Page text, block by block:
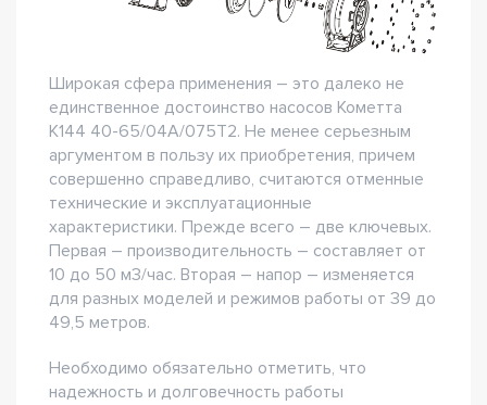
Широкая сфера применения – это далеко не
единственное достоинство насосов Кометта
К144 40-65/04А/075Т2. Не менее серьезным
аргументом в пользу их приобретения, причем
совершенно справедливо, считаются отменные
технические и эксплуатационные
характеристики. Прежде всего – две ключевых.
Первая – производительность – составляет от
10 до 50 м3/час. Вторая – напор – изменяется
для разных моделей и режимов работы от 39 до
49,5 метров.
Необходимо обязательно отметить, что
надежность и долговечность работы